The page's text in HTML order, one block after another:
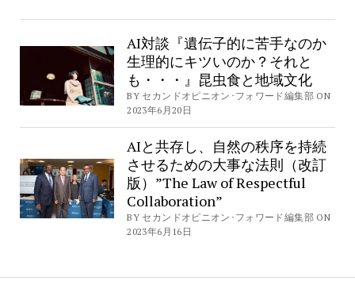
AI対談『遺伝子的に苦手なのか
生理的にキツいのか？それと
も・・・』昆虫食と地域文化
BY セカンドオピニオン･フォワード編集部 ON
2023年6月20日
AIと共存し、自然の秩序を持続
させるための大事な法則（改訂
版）”The Law of Respectful
Collaboration”
BY セカンドオピニオン･フォワード編集部 ON
2023年6月16日